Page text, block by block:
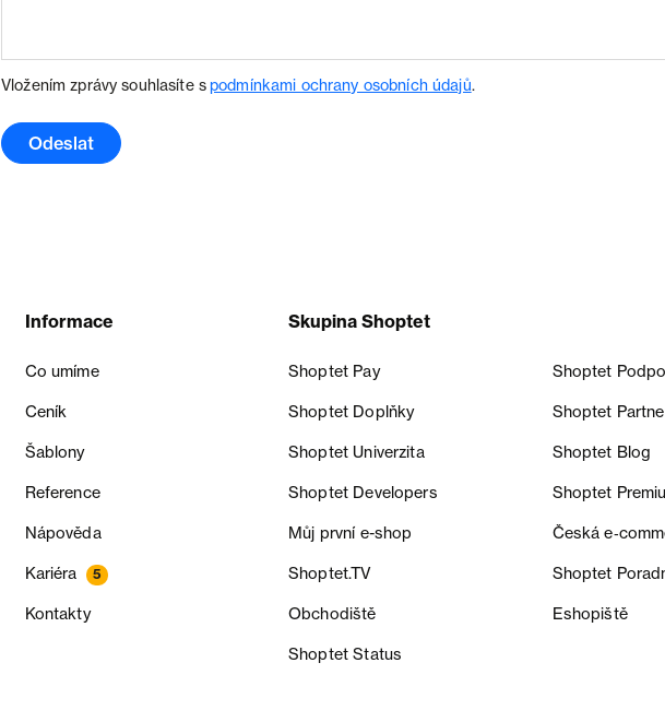
Vložením zprávy souhlasíte spodmínkami ochrany osobních údajů.
Odeslat
Informace
Co umíme
Ceník
Šablony
Reference
Nápověda
Kariéra 5
Kontakty
Skupina Shoptet
Shoptet Pay Shoptet
Shoptet Doplňky Shoptet
Shoptet Univerzita Shoptet Blog
Shoptet Developers Shoptet
Můj první e-shop Česká
Shoptet.TV Shoptet
Obchodiště Eshopiště
Shoptet Status